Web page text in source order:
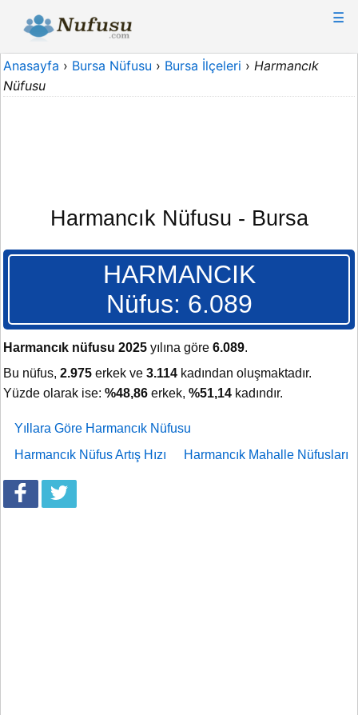
☰
Anasayfa › Bursa Nüfusu › Bursa İlçeleri › Harmancık
Nüfusu
Harmancık Nüfusu - Bursa
HARMANCIK
Nüfus: 6.089
Harmancık nüfusu 2025 yılına göre 6.089.
Bu nüfus, 2.975 erkek ve 3.114 kadından oluşmaktadır.
Yüzde olarak ise: %48,86 erkek, %51,14 kadındır.
Yıllara Göre Harmancık Nüfusu
Harmancık Nüfus Artış Hızı
Harmancık Mahalle Nüfusları